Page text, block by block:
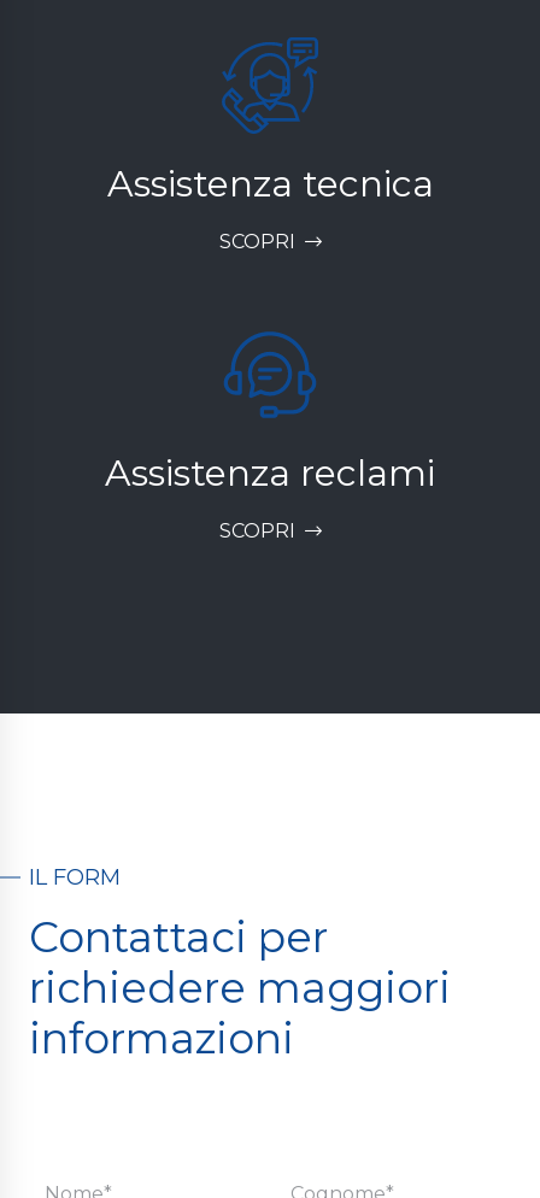
Assistenza tecnica
SCOPRI
Assistenza reclami
SCOPRI
IL FORM
Contattaci per
richiedere maggiori
informazioni